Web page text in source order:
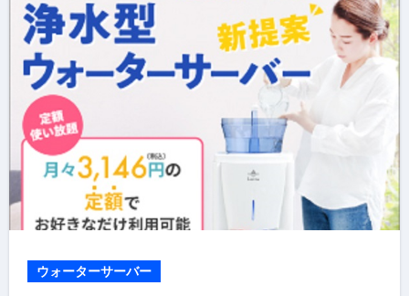
ウォーターサーバー